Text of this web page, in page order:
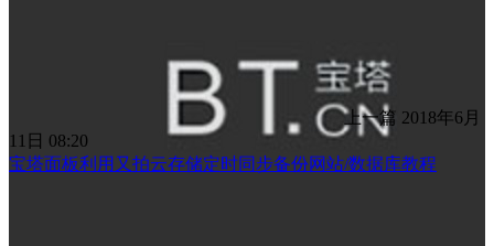
上一篇 2018年6月
11日 08:20
宝塔面板利用又拍云存储定时同步备份网站/数据库教程